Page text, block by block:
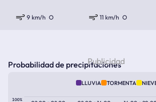
9 km/h O 11 km/h O
Probabilidad de precipitaciones
LLUVIA TORMENTA
100%